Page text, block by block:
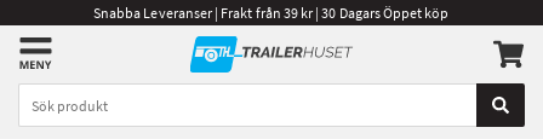
Snabba Leveranser | Frakt från 39 kr | 30 Dagars Öppet köp